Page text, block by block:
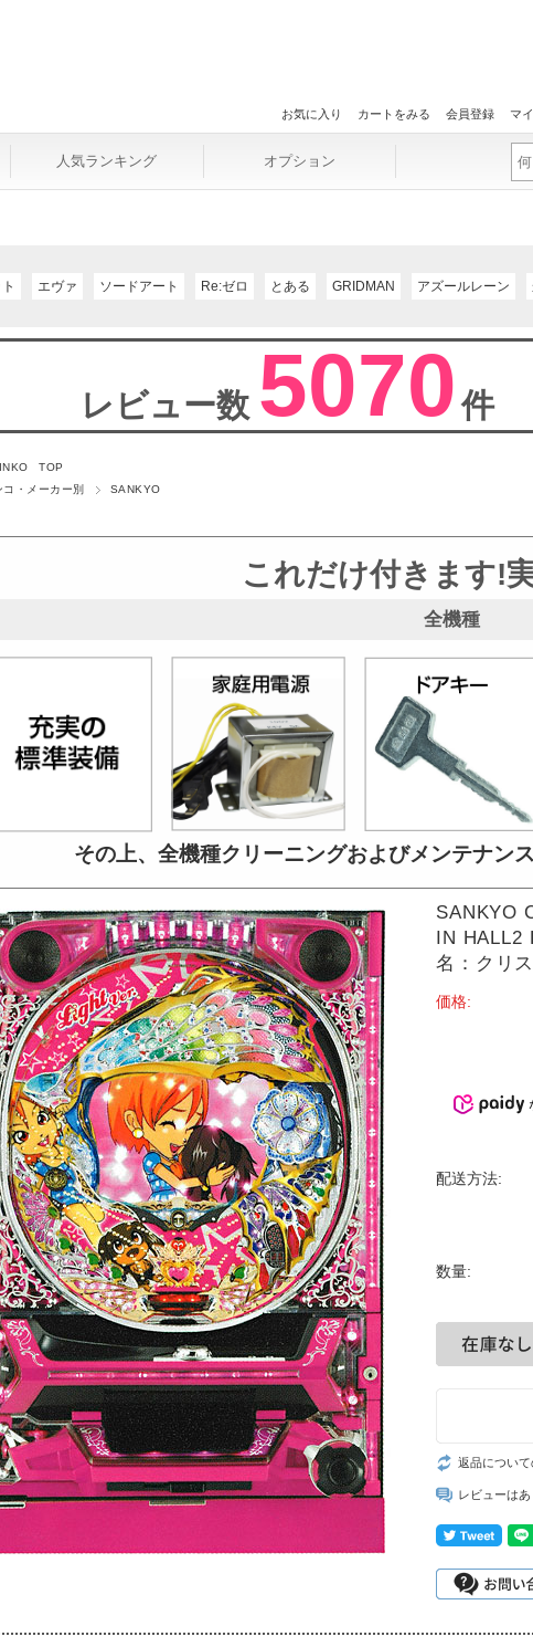
お気に入り カートをみる 会員登録 マ
人気ランキング オプション
エヴァ ソードアート Re:ゼロ とある GRIDMAN アズールレーン
レビュー数 5070件
TOP
コ・メーカー別
SANKYO
これだけ付きます!
全機種
その上、全機種クリーニングおよびメンテナン
SANKYO
IN HALL2
名：クリ
価格:
配送方法:
数量:
返品につい
レビューは